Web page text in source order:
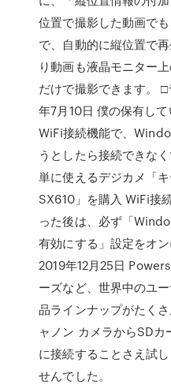
位置で撮影した動画で
で、自動的に縦位置で
り動画も液晶モニター
だけで撮影できます。
年7月10日 僕の保有し
WiFi接続機能で、
うとしたら接続できな
単に使えるデジカメ「
SX610」を購入 WiFi接
った後は、必ず「
有効にする」設定をオ
2019年12月25日
ーズなど、世界中のユ
品ラインナップがたく
ャノン カメラからSD
に接続することさえ試
せんでした。